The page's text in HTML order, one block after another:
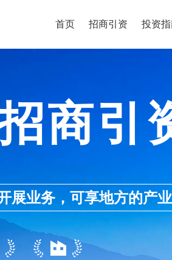
首页 招商引资 投资
商引
展业务，可享地方的产